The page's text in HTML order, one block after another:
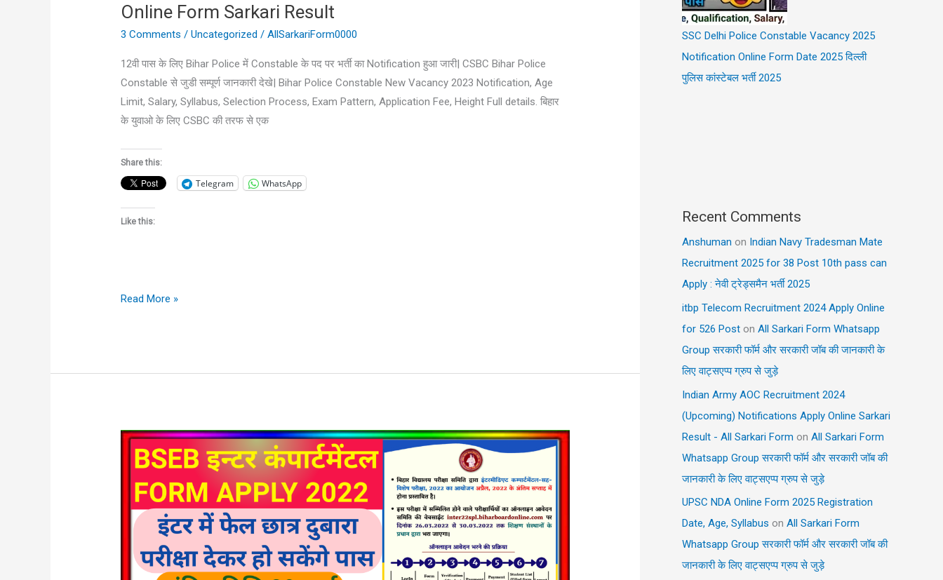
Online Form Sarkari Result
3 Comments /Uncategorized /AllSarkariForm0000
12वी पास के लिए Bihar Police में Constable के पद पर भर्ती का Notification हुआ जारी| CSBC Bihar Police
Constable से जुडी सम्पूर्ण जानकारी देखे| Bihar Police Constable New Vacancy 2023 Notification, Age
Limit, Salary, Syllabus, Selection Process, Exam Pattern, Application Fee, Height Full details. बिहार
के युवाओ के लिए CSBC की तरफ से एक
Share this:
Telegram WhatsApp
Like this:
Read More »
BSEB
INTER
ONLINE
FORM
2022
SSC Delhi Police Constable Vacancy 2025
Notification Online Form Date 2025 दिल्ली
पुलिस कांस्टेबल भर्ती 2025
Recent Comments
Anshuman on Indian Navy Tradesman Mate
Recruitment 2025 for 38 Post 10th pass can
Apply : नेवी ट्रेड्समैन भर्ती 2025
itbp Telecom Recruitment 2024 Apply Online
for 526 Post on All Sarkari Form Whatsapp
Group सरकारी फॉर्म और सरकारी जॉब की जानकारी के
लिए वाट्सएप्प ग्रुप से जुड़े
Indian Army AOC Recruitment 2024
(Upcoming) Notifications Apply Online Sarkari
Result - All Sarkari Form on All Sarkari Form
Whatsapp Group सरकारी फॉर्म और सरकारी जॉब की
जानकारी के लिए वाट्सएप्प ग्रुप से जुड़े
UPSC NDA Online Form 2025 Registration
Date, Age, Syllabus on All Sarkari Form
Whatsapp Group सरकारी फॉर्म और सरकारी जॉब की
जानकारी के लिए वाट्सएप्प ग्रुप से जुड़े